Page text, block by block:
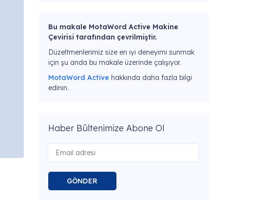
Bu makale MotaWord Active Makine
Çevirisi tarafından çevrilmiştir.
Düzeltmenlerimiz size en iyi deneyimi sunmak
için şu anda bu makale üzerinde çalışıyor.
MotaWord Active hakkında daha fazla bilgi
edinin.
Haber Bültenimize Abone Ol
GÖNDER